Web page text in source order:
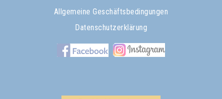
Allgemeine Geschäftsbedingungen
Datenschutzerklärung